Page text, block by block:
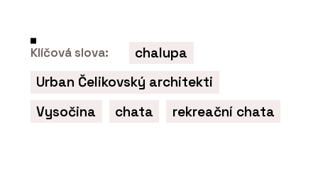
Klíčová slova:
chalupa
Urban Čelikovský architekti
Vysočina
chata rekreační chata